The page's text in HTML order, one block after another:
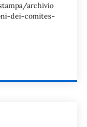
archivio
dei-comites-